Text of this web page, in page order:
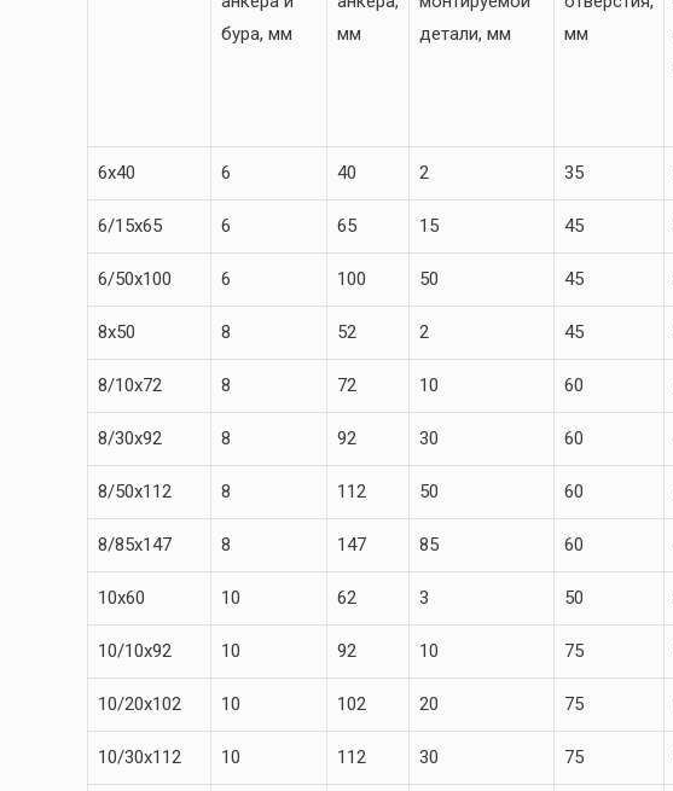
бура, мм
мм
детали, мм
мм
6х40 6 40 2 35
6/15х65 6 65 15 45
6/50х100 6 100 50 45
8х50 8 52 2 45
8/10х72 8 72 10 60
8/30х92 8 92 30 60
8/50х112 8 112 50 60
8/85х147 8 147 85 60
10х60 10 62 3 50
10/10х92 10 92 10 75
10/20х102 10 102 20 75
10/30х112 10 112 30 75